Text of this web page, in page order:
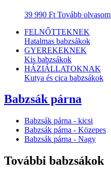
39 990 Ft Tovább olvasom
FELNŐTTEKNEK
Hatalmas babzsákok
GYEREKEKNEK
Kis babzsákok
HÁZIÁLLATOKNAK
Kutya és cica babzsákok
Babzsák párna
Babzsák párna - kicsi
Babzsák párna - Közepes
Babzsák párna - Nagy
További babzsákok